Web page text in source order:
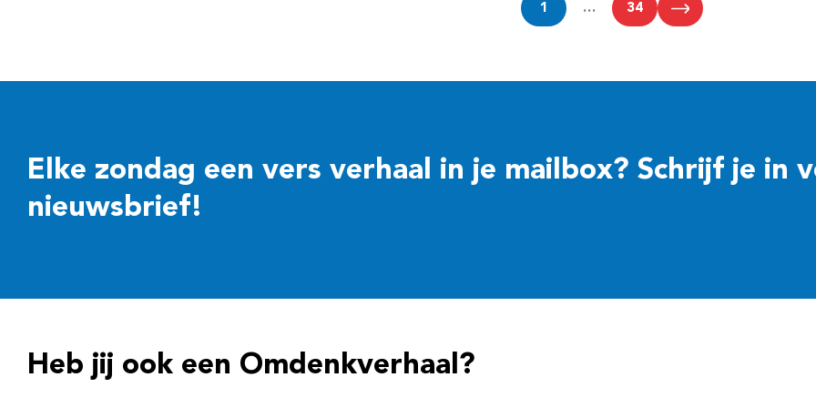
1 … 34
Elke zondag een vers verhaal in je mailbox? Schrijf je in
nieuwsbrief!
Heb jij ook een Omdenkverhaal?